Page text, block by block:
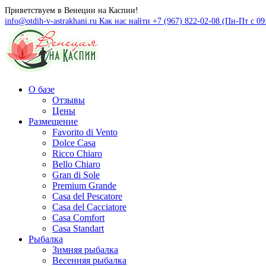
Приветствуем в Венеции на Каспии!
info@otdih-v-astrakhani.ru Как нас найти +7 (967) 822-02-08 (Пн-Пт с
О базе
Отзывы
Цены
Размещение
Favorito di Vento
Dolce Casa
Ricco Chiaro
Bello Chiaro
Gran di Sole
Premium Grande
Casa del Pescatore
Casa del Cacсiatore
Casa Comfort
Casa Standart
Рыбалка
Зимняя рыбалка
Весенняя рыбалка